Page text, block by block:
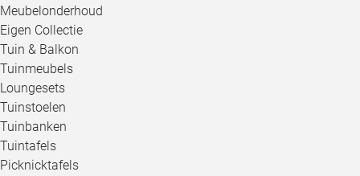
Meubelonderhoud
Eigen Collectie
Tuin & Balkon
Tuinmeubels
Loungesets
Tuinstoelen
Tuinbanken
Tuintafels
Picknicktafels